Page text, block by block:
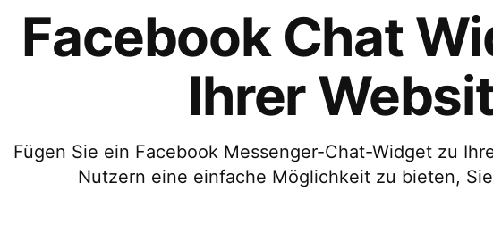
Facebook Chat
Ihrer
Fügen Sie ein Facebook Messenger-Chat-Widget zu
Nutzern eine einfache Möglichkeit zu bieten,